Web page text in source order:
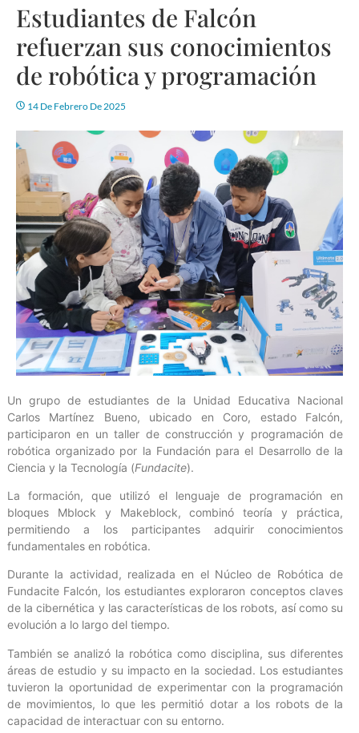
Estudiantes de Falcón
refuerzan sus conocimientos
de robótica y programación
14 De Febrero De 2025
Un grupo de estudiantes de la Unidad Educativa Nacional
Carlos Martínez Bueno, ubicado en Coro, estado Falcón,
participaron en un taller de construcción y programación de
robótica organizado por la Fundación para el Desarrollo de la
Ciencia y la Tecnología (Fundacite).
La formación, que utilizó el lenguaje de programación en
bloques Mblock y Makeblock, combinó teoría y práctica,
permitiendo a los participantes adquirir conocimientos
fundamentales en robótica.
Durante la actividad, realizada en el Núcleo de Robótica de
Fundacite Falcón, los estudiantes exploraron conceptos claves
de la cibernética y las características de los robots, así como su
evolución a lo largo del tiempo.
También se analizó la robótica como disciplina, sus diferentes
áreas de estudio y su impacto en la sociedad. Los estudiantes
tuvieron la oportunidad de experimentar con la programación
de movimientos, lo que les permitió dotar a los robots de la
capacidad de interactuar con su entorno.